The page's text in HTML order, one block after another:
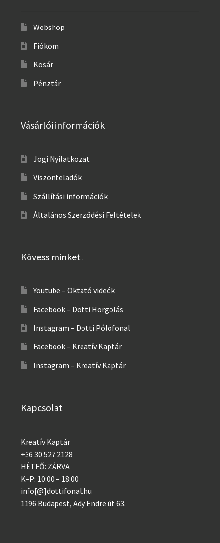
Webshop
Fiókom
Kosár
Pénztár
Vásárlói információk
Jogi Nyilatkozat
Viszonteladók
Szállítási információk
Általános Szerződési Feltételek
Kövess minket!
Youtube – Oktató videók
Facebook – Dotti Horgolás
Instagram – Dotti Pólófonal
Facebook – Kreatív Kaptár
Instagram – Kreatív Kaptár
Kapcsolat
Kreatív Kaptár
+36 30 527 2128
HÉTFŐ: ZÁRVA
K–P: 10:00 – 18:00
info[@]dottifonal.hu
1196 Budapest, Ady Endre út 63.